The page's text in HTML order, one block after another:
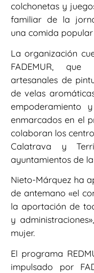
colchonetas y
familiar de la
una comida
La organización
FADEMUR,
artesanales de
de velas
empoderamiento
enmarcados en el
colaboran los
Calatrava y
ayuntamientos de
Nieto-Márquez ha
de antemano «el
la aportación de
y
mujer.
El programa
impulsado por